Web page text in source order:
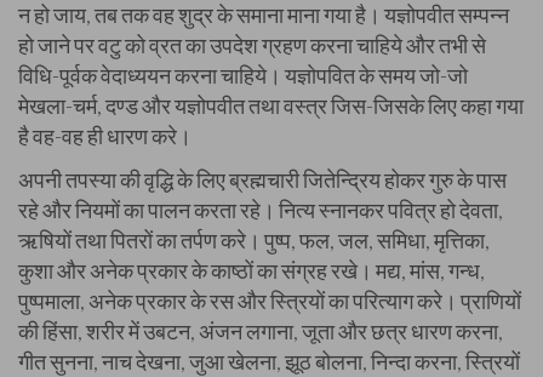
न हो जाय, तब तक वह शुद्र के समाना माना गया है। यज्ञोपवीत सम्पन्न
हो जाने पर वटु को व्रत का उपदेश ग्रहण करना चाहिये और तभी से
विधि-पूर्वक वेदाध्ययन करना चाहिये। यज्ञोपवित के समय जो-जो
मेखला-चर्म, दण्ड और यज्ञोपवीत तथा वस्त्र जिस-जिसके लिए कहा गया
है वह-वह ही धारण करे।
अपनी तपस्या की वृद्धि के लिए ब्रह्मचारी जितेन्द्रिय होकर गुरु के पास
रहे और नियमों का पालन करता रहे। नित्य स्नानकर पवित्र हो देवता,
ऋषियों तथा पितरों का तर्पण करे। पुष्प, फल, जल, समिधा, मृत्तिका,
कुशा और अनेक प्रकार के काष्ठों का संग्रह रखे। मद्य, मांस, गन्ध,
पुष्पमाला, अनेक प्रकार के रस और स्त्रियों का परित्याग करे। प्राणियों
की हिंसा, शरीर में उबटन, अंजन लगाना, जूता और छत्र धारण करना,
गीत सुनना, नाच देखना, जुआ खेलना, झूठ बोलना, निन्दा करना, स्त्रियों